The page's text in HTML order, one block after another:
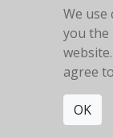
We use
you the
agree
OK